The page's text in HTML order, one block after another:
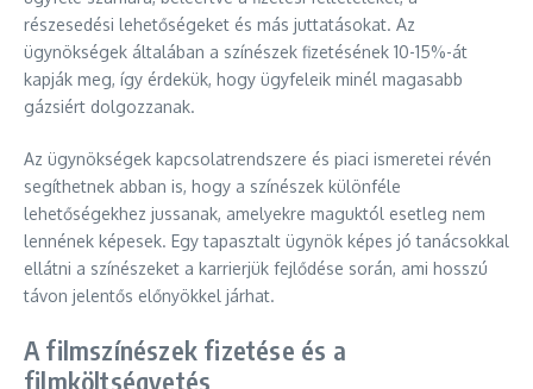
részesedési lehetőségeket és más juttatásokat. Az
ügynökségek általában a színészek fizetésének 10-15%-át
kapják meg, így érdekük, hogy ügyfeleik minél magasabb
gázsiért dolgozzanak.
Az ügynökségek kapcsolatrendszere és piaci ismeretei révén
segíthetnek abban is, hogy a színészek különféle
lehetőségekhez jussanak, amelyekre maguktól esetleg nem
lennének képesek. Egy tapasztalt ügynök képes jó tanácsokkal
ellátni a színészeket a karrierjük fejlődése során, ami hosszú
távon jelentős előnyökkel járhat.
A filmszínészek fizetése és a
filmköltségvetés